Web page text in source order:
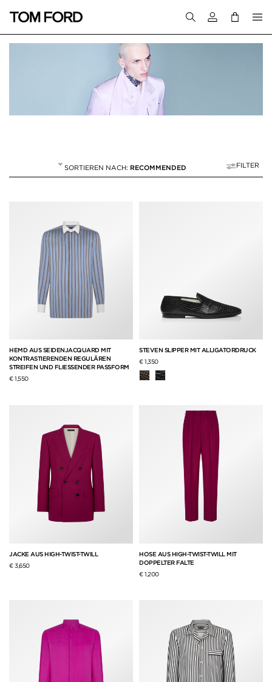
Melden Sie
RECOMMENDED FILTER
HEMD AUS SEIDENJACQUARD MIT
KONTRASTIERENDEN REGULÄREN
STREIFEN UND FLIESSENDER PASSFORM
€ 1,550
STEVEN SLIPPER MIT ALLIGATORDRUCK
€ 1,350
JACKE AUS HIGH-TWIST-TWILL
€ 3,650
HOSE AUS HIGH-TWIST-TWILL MIT
DOPPELTER FALTE
€ 1,200